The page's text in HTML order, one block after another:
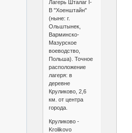
Лагерь Шталаг I-
B "Хоенштайн"
(ныне: г.
Ольштынек,
Варминско-
Мазурское
воеводство,
Польша). Точное
расположение
лагеря: в
деревне
Круликово, 2,6
км. от центра
города.
Круликово -
Krolikovo